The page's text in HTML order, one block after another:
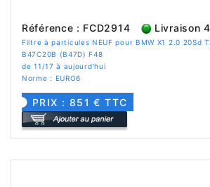
Référence : FCD2914 Livraison
Filtre à particules NEUF pour BMW X1 2.0 20Sd
B47C20B (B47D) F48
de 11/17 à aujourd'hui
Norme : EURO6
PRIX : 851 € TTC